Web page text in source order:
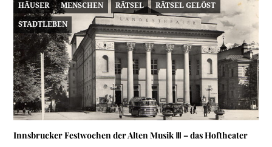
HÄUSER MENSCHEN RÄTSEL RÄTSEL GELÖST
STADTLEBEN
Innsbrucker Festwochen der Alten Musik Ⅲ – das Hoftheater